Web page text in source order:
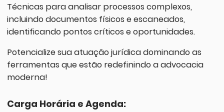
Técnicas para analisar processos complexos,
incluindo documentos físicos e escaneados,
identificando pontos críticos e oportunidades.
Potencialize sua atuação jurídica dominando as
ferramentas que estão redefinindo a advocacia
moderna!
Carga Horária e Agenda: